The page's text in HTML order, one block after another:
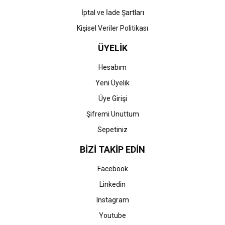
İptal ve İade Şartları
Kişisel Veriler Politikası
ÜYELİK
Hesabım
Yeni Üyelik
Üye Girişi
Şifremi Unuttum
Sepetiniz
BİZİ TAKİP EDİN
Facebook
Linkedin
Instagram
Youtube